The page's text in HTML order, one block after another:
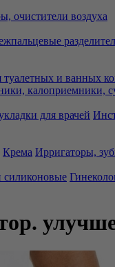
очистители воздуха
туалетных и ванных
калоприемники,
для врачей
Крема Ирригаторы,
силиконовые